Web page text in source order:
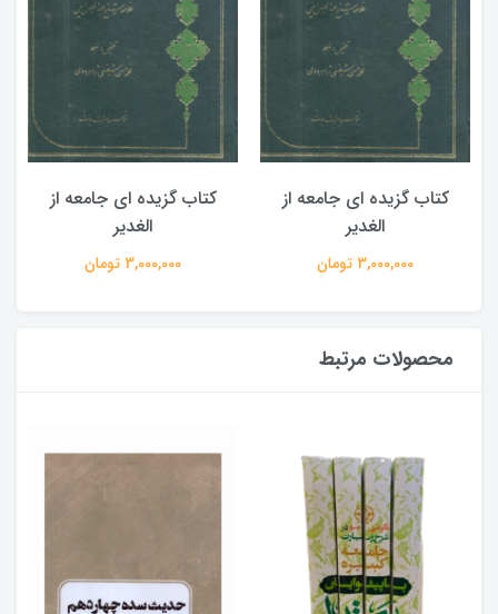
کتاب گزیده ای جامعه از
الغدیر
3,000,000 تومان
کتاب گزیده ای جامعه از
الغدیر
3,000,000 تومان
محصولات مرتبط